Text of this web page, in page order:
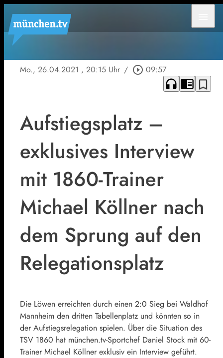
Mo., 26.04.2021 , 20:15 Uhr / play_circle_outline 09:57
headphones chrome_reader_mode bookmark_border
Aufstiegsplatz –
exklusives Interview
mit 1860-Trainer
Michael Köllner nach
dem Sprung auf den
Relegationsplatz
Die Löwen erreichten durch einen 2:0 Sieg bei Waldhof
Mannheim den dritten Tabellenplatz und könnten so in
der Aufstiegsrelegation spielen. Über die Situation des
TSV 1860 hat münchen.tv-Sportchef Daniel Stock mit 60-
Trainer Michael Köllner exklusiv ein Interview geführt.